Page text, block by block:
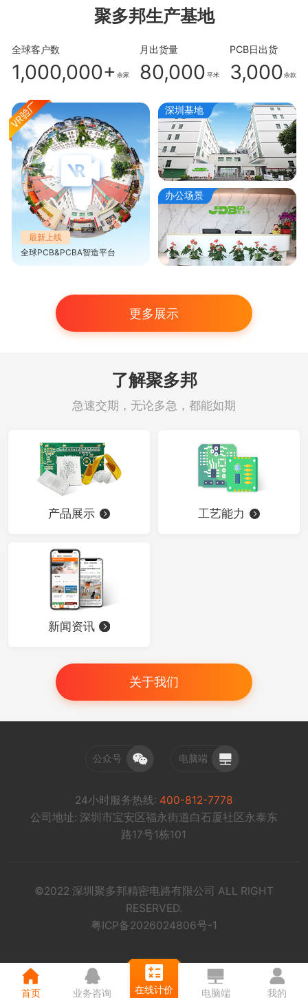
聚多邦生产基地
全球客户数
1,000,000+ 余家
月出货量
80,000 平米
PCB日出货
3,000 余款
最新上线
全球PCB&PCBA智造平台
深圳基地
办公场景
更多展示
了解聚多邦
急速交期，无论多急，都能如期
产品展示 工艺能力
新闻资讯
关于我们
公众号 电脑端
24小时服务热线: 400-812-7778
公司地址: 深圳市宝安区福永街道白石厦社区永泰东
路17号1栋101
©2022 深圳聚多邦精密电路有限公司 ALL RIGHT
RESERVED.
粤ICP备2026024806号-1
首页 业务咨询 在线计价 电脑端 我的